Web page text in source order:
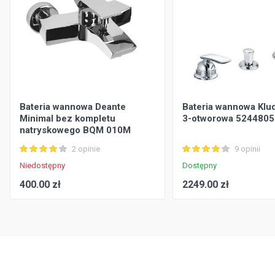
Bateria wannowa Deante
Minimal bez kompletu
natryskowego BQM 010M
2 opinie
Niedostępny
400.00 zł
Bateria wannowa
3-otworowa
9 opinii
Dostępny
2249.00 zł